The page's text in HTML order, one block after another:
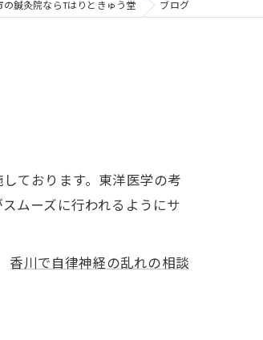
鍼灸院ならTはりときゅう堂 ブログ
ております。東洋医学の考
ムーズに行われるようにサ
香川で自律神経の乱れの相談